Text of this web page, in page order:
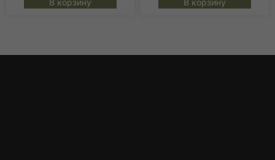
В корзину В корзину